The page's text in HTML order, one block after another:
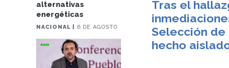
alternativas
energéticas
NACIONAL | 6 DE AGOSTO
Tras el
Selección
hecho